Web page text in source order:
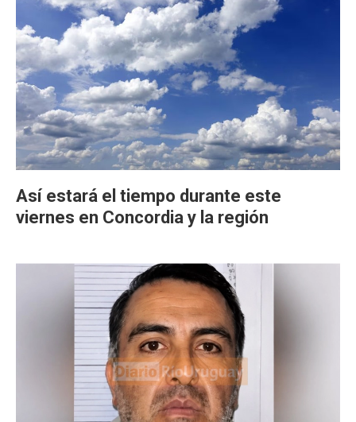
Así estará el tiempo durante este
viernes en Concordia y la región